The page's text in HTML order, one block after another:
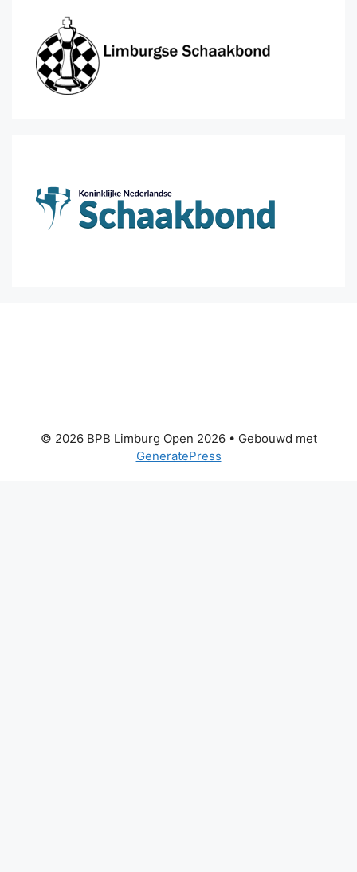
© 2026 BPB Limburg Open 2026• Gebouwd met
GeneratePress